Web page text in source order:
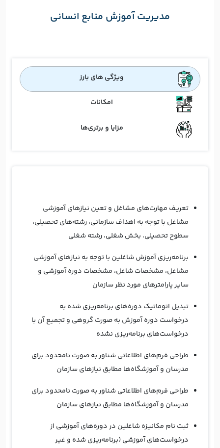
مدیریت آموزش منابع انسانی
ویژگی های بارز
امکانات
مزایا و برتری‌ها
تعریف مهارت‌های مشاغل و تعین نیازهای آموزشی
مشاغل با توجه به اهداف سازمانی، رشته‌های تحصیلی،
سطوح تحصیلی، بخش شغلی، رشته شغلی
برنامه‌ریزی آموزش شاغلین با توجه به نیازهای آموزشی
مشاغل، مشخصات شاغل، مشخصات دوره آموزشی و
سایر پارامترهای مورد نظر سازمان
تبدیل اتوماتیک دوره‌های برنامه‌ریزی شده به
درخواست دوره آموزش به صورت گروهی و تجمیع آن با
درخواست‌های برنامه‌ریزی نشده
طراحی فرم‌های اطلاعاتی شناور به صورت نامحدود برای
مدرسان و آموزشگاه‌ها مطابق نیازهای سازمان
طراحی فرم‌های اطلاعاتی شناور به صورت نامحدود برای
مدرسان و آموزشگاه‌ها مطابق نیازهای سازمان
ثبت نام مکانیزه شاغلین در دوره‌های آموزشی از
درخواست‌های آموزشی (برنامه‌ریزی شده و غیر